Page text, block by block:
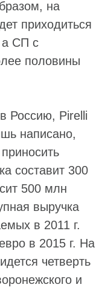
на
приходиться
а СП с
половины
Россию, Pirelli
написано,
составит 300
500 млн
выручка
в 2011 г.
в 2015 г. На
четверть
и